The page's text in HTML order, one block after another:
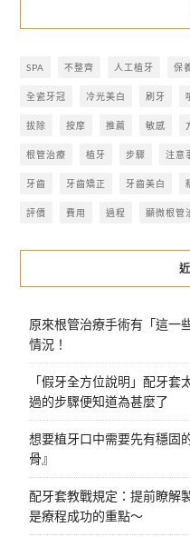
SPA 不整齊 人工植牙 保
全瓷牙冠 冷光美白 刷牙
拔除 按摩 推薦 敏感
根管治療 植牙 步驟 注意
牙齒 牙齒矯正 牙齒美白
評價 費用 過程 顯微根管
原來根管治療手術有「這一
情況！
「假牙全方位說明」配牙
過的步驟便知道為甚麼了
想要植牙口中需要先有穩固
骨』
配牙套教戰規定：提前瞭解
是療程成功的重點～